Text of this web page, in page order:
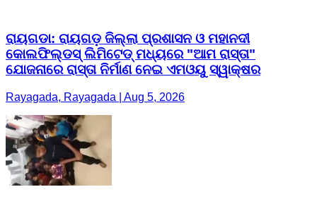
ରାୟଗଡା: ରାୟଗଡ଼ ଜିଲ୍ଲା ପ୍ରଶାସନ ଓ ମହାନଦୀ
କୋଲଫିଲ୍ଡସ୍ ଲିମିଟେଡ୍ ମଧ୍ୟରେ "ଆମ ରାସ୍ତା"
ଯୋଜନାରେ ରାସ୍ତା ନିର୍ମାଣ ନେଇ ଏମଓୟୁ ସ୍ୱାକ୍ଷର
Rayagada, Rayagada | Aug 5, 2026